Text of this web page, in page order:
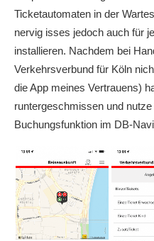
Ticketautomaten in der
nervig isses jedoch auch für
installieren. Nachdem bei
Verkehrsverbund für Köln
die App meines Vertrauens)
runtergeschmissen und
Buchungsfunktion im DB-